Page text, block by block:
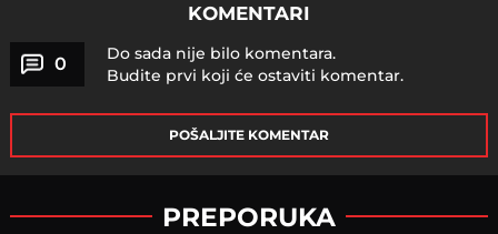
KOMENTARI
0
Do sada nije bilo komentara.
Budite prvi koji će ostaviti komentar.
POŠALJITE KOMENTAR
PREPORUKA